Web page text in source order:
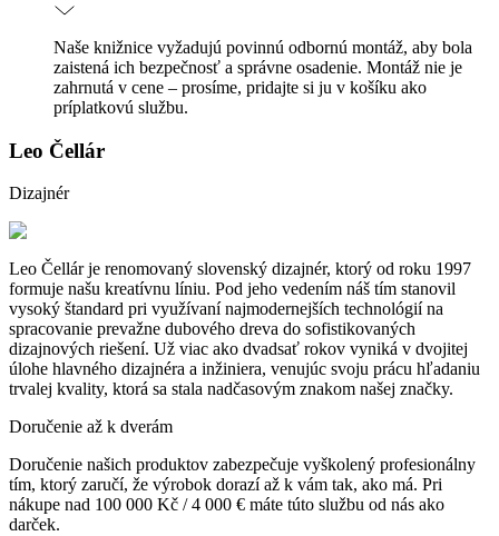
Naše knižnice vyžadujú povinnú odbornú montáž, aby bola
zaistená ich bezpečnosť a správne osadenie. Montáž nie je
zahrnutá v cene – prosíme, pridajte si ju v košíku ako
príplatkovú službu.
Leo Čellár
Dizajnér
Leo Čellár je renomovaný slovenský dizajnér, ktorý od roku 1997
formuje našu kreatívnu líniu. Pod jeho vedením náš tím stanovil
vysoký štandard pri využívaní najmodernejších technológií na
spracovanie prevažne dubového dreva do sofistikovaných
dizajnových riešení. Už viac ako dvadsať rokov vyniká v dvojitej
úlohe hlavného dizajnéra a inžiniera, venujúc svoju prácu hľadaniu
trvalej kvality, ktorá sa stala nadčasovým znakom našej značky.
Doručenie až k dverám
Doručenie našich produktov zabezpečuje vyškolený profesionálny
tím, ktorý zaručí, že výrobok dorazí až k vám tak, ako má. Pri
nákupe nad 100 000 Kč / 4 000 € máte túto službu od nás ako
darček.